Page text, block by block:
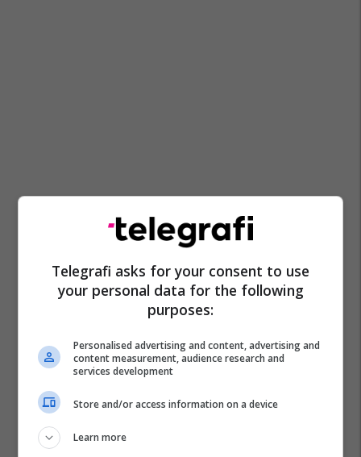
Telegrafi asks for your consent to use
your personal data for the following
purposes:
Personalised advertising and content, advertising and
content measurement, audience research and
services development
Store and/or access information on a device
Learn more